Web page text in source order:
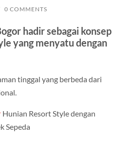
0 COMMENTS
hadir sebagai konsep
yang menyatu dengan
tinggal yang berbeda dari
Hunian Resort Style dengan
Sepeda